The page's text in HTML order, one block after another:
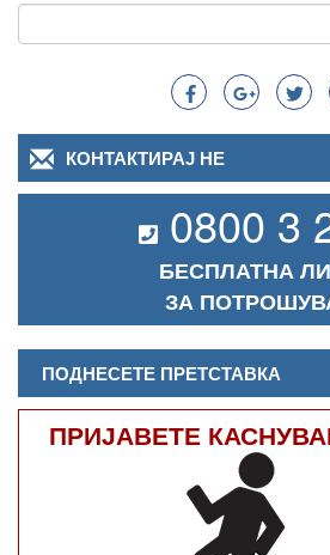
Search
Пребарување
КОНТАКТИРАЈ НЕ
0800 3
БЕСПЛАТНА
ЗА
ПОДНЕСЕТЕ ПРЕТСТАВКА
ПРИЈАВЕТЕ